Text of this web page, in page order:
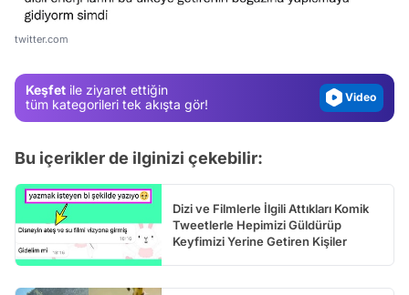
twitter.com
Keşfet ile ziyaret ettiğin
tüm kategorileri tek akışta gör!
Video
Test
Bu içerikler de ilginizi çekebilir:
Dizi ve Filmlerle İlgili Attıkları Komik
Tweetlerle Hepimizi Güldürüp
Keyfimizi Yerine Getiren Kişiler